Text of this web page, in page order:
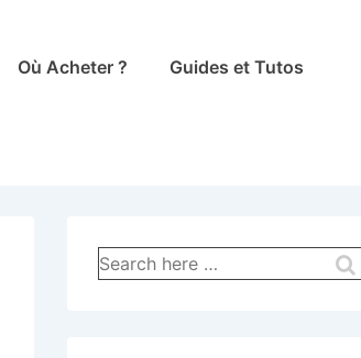
Où Acheter ? Guides et Tutos
Recherche
pour: